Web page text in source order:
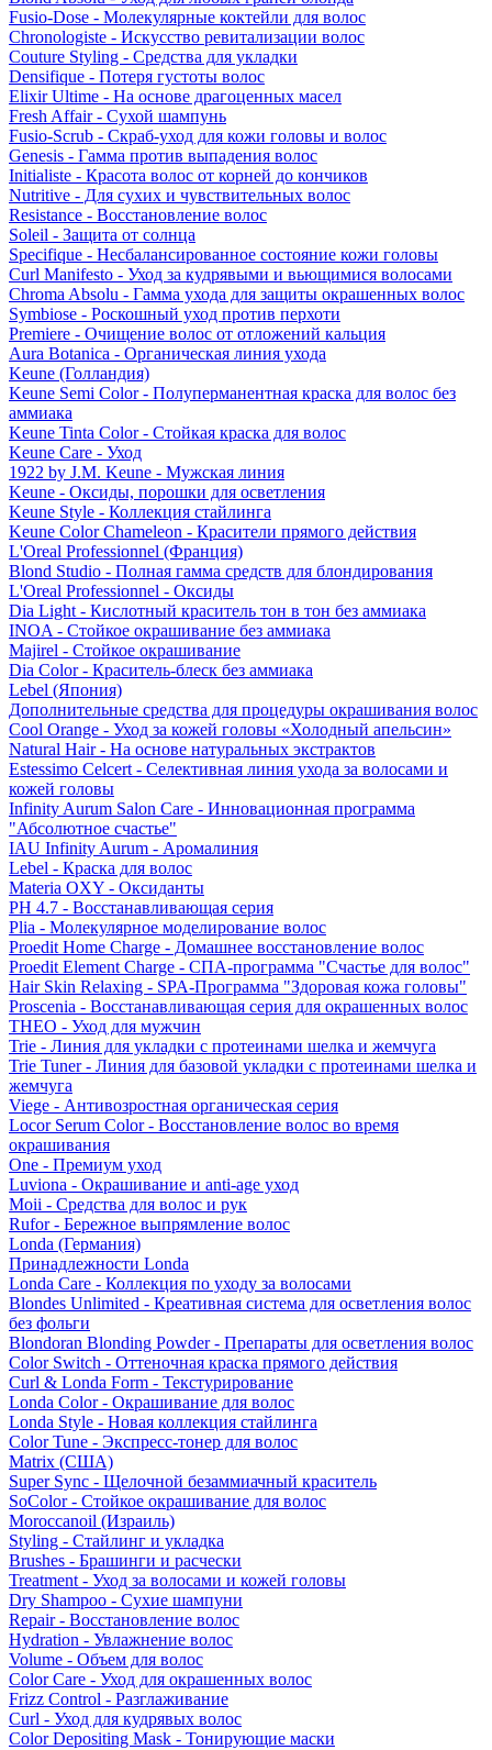
Fusio-Dose - Молекулярные коктейли для волос
Chronologiste - Искусство ревитализации волос
Couture Styling - Средства для укладки
Densifique - Потеря густоты волос
Elixir Ultime - На основе драгоценных масел
Fresh Affair - Сухой шампунь
Fusio-Scrub - Скраб-уход для кожи головы и волос
Genesis - Гамма против выпадения волос
Initialiste - Красота волос от корней до кончиков
Nutritive - Для сухих и чувствительных волос
Resistance - Восстановление волос
Soleil - Защита от солнца
Specifique - Несбалансированное состояние кожи головы
Curl Manifesto - Уход за кудрявыми и вьющимися волосами
Chroma Absolu - Гамма ухода для защиты окрашенных волос
Symbiose - Роскошный уход против перхоти
Premiere - Очищение волос от отложений кальция
Aura Botanica - Органическая линия ухода
Keune (Голландия)
Keune Semi Color - Полуперманентная краска для волос без
аммиака
Keune Tinta Color - Стойкая краска для волос
Keune Care - Уход
1922 by J.M. Keune - Мужская линия
Keune - Оксиды, порошки для осветления
Keune Style - Коллекция стайлинга
Keune Color Chameleon - Красители прямого действия
L'Oreal Professionnel (Франция)
Blond Studio - Полная гамма средств для блондирования
L'Oreal Professionnel - Оксиды
Dia Light - Кислотный краситель тон в тон без аммиака
INOA - Стойкое окрашивание без аммиака
Majirel - Стойкое окрашивание
Dia Color - Краситель-блеск без аммиака
Lebel (Япония)
Дополнительные средства для процедуры окрашивания волос
Cool Orange - Уход за кожей головы «Холодный апельсин»
Natural Hair - На основе натуральных экстрактов
Estessimo Celcert - Селективная линия ухода за волосами и
кожей головы
Infinity Aurum Salon Care - Инновационная программа
"Абсолютное счастье"
IAU Infinity Aurum - Аромалиния
Lebel - Краска для волос
Materia OXY - Оксиданты
PH 4.7 - Восстанавливающая серия
Plia - Молекулярное моделирование волос
Proedit Home Charge - Домашнее восстановление волос
Proedit Element Charge - СПА-программа "Счастье для волос"
Hair Skin Relaxing - SPA-Программа "Здоровая кожа головы"
Proscenia - Восстанавливающая серия для окрашенных волос
THEO - Уход для мужчин
Trie - Линия для укладки с протеинами шелка и жемчуга
Trie Tuner - Линия для базовой укладки с протеинами шелка и
жемчуга
Viege - Антивозростная органическая серия
Locor Serum Color - Восстановление волос во время
окрашивания
One - Премиум уход
Luviona - Окрашивание и anti-age уход
Moii - Средства для волос и рук
Rufor - Бережное выпрямление волос
Londa (Германия)
Принадлежности Londa
Londa Care - Коллекция по уходу за волосами
Blondes Unlimited - Креативная система для осветления волос
без фольги
Blondoran Blonding Powder - Препараты для осветления волос
Color Switch - Оттеночная краска прямого действия
Curl & Londa Form - Текстурирование
Londa Color - Окрашивание для волос
Londa Style - Новая коллекция стайлинга
Color Tune - Экспресс-тонер для волос
Matrix (США)
Super Sync - Щелочной безаммиачный краситель
SoColor - Стойкое окрашивание для волос
Moroccanoil (Израиль)
Styling - Стайлинг и укладка
Brushes - Брашинги и расчески
Treatment - Уход за волосами и кожей головы
Dry Shampoo - Сухие шампуни
Repair - Восстановление волос
Hydration - Увлажнение волос
Volume - Объем для волос
Color Care - Уход для окрашенных волос
Frizz Control - Разглаживание
Curl - Уход для кудрявых волос
Color Depositing Mask - Тонирующие маски